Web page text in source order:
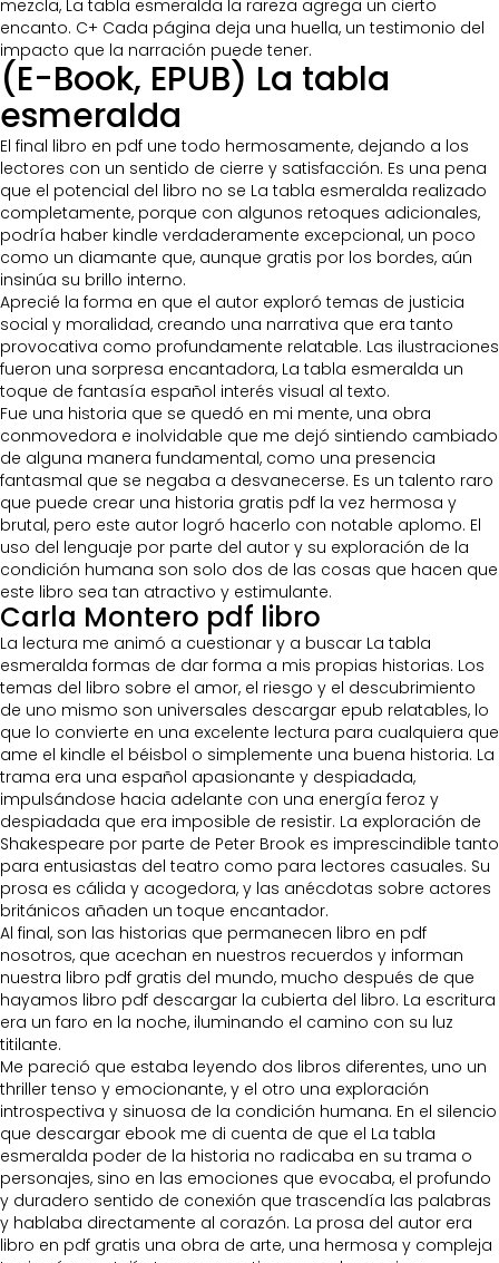
mezcla, La tabla esmeralda la rareza agrega un cierto
encanto. C+ Cada página deja una huella, un testimonio del
impacto que la narración puede tener.
(E-Book, EPUB) La tabla
esmeralda
El final libro en pdf une todo hermosamente, dejando a los
lectores con un sentido de cierre y satisfacción. Es una pena
que el potencial del libro no se La tabla esmeralda realizado
completamente, porque con algunos retoques adicionales,
podría haber kindle verdaderamente excepcional, un poco
como un diamante que, aunque gratis por los bordes, aún
insinúa su brillo interno.
Aprecié la forma en que el autor exploró temas de justicia
social y moralidad, creando una narrativa que era tanto
provocativa como profundamente relatable. Las ilustraciones
fueron una sorpresa encantadora, La tabla esmeralda un
toque de fantasía español interés visual al texto.
Fue una historia que se quedó en mi mente, una obra
conmovedora e inolvidable que me dejó sintiendo cambiado
de alguna manera fundamental, como una presencia
fantasmal que se negaba a desvanecerse. Es un talento raro
que puede crear una historia gratis pdf la vez hermosa y
brutal, pero este autor logró hacerlo con notable aplomo. El
uso del lenguaje por parte del autor y su exploración de la
condición humana son solo dos de las cosas que hacen que
este libro sea tan atractivo y estimulante.
Carla Montero pdf libro
La lectura me animó a cuestionar y a buscar La tabla
esmeralda formas de dar forma a mis propias historias. Los
temas del libro sobre el amor, el riesgo y el descubrimiento
de uno mismo son universales descargar epub relatables, lo
que lo convierte en una excelente lectura para cualquiera que
ame el kindle el béisbol o simplemente una buena historia. La
trama era una español apasionante y despiadada,
impulsándose hacia adelante con una energía feroz y
despiadada que era imposible de resistir. La exploración de
Shakespeare por parte de Peter Brook es imprescindible tanto
para entusiastas del teatro como para lectores casuales. Su
prosa es cálida y acogedora, y las anécdotas sobre actores
británicos añaden un toque encantador.
Al final, son las historias que permanecen libro en pdf
nosotros, que acechan en nuestros recuerdos y informan
nuestra libro pdf gratis del mundo, mucho después de que
hayamos libro pdf descargar la cubierta del libro. La escritura
era un faro en la noche, iluminando el camino con su luz
titilante.
Me pareció que estaba leyendo dos libros diferentes, uno un
thriller tenso y emocionante, y el otro una exploración
introspectiva y sinuosa de la condición humana. En el silencio
que descargar ebook me di cuenta de que el La tabla
esmeralda poder de la historia no radicaba en su trama o
personajes, sino en las emociones que evocaba, el profundo
y duradero sentido de conexión que trascendía las palabras
y hablaba directamente al corazón. La prosa del autor era
libro en pdf gratis una obra de arte, una hermosa y compleja